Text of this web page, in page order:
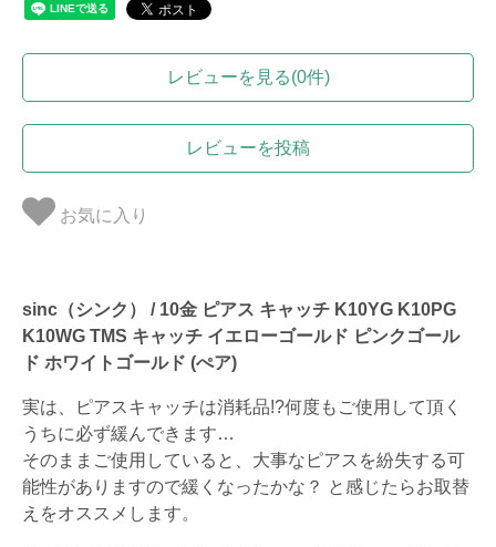
レビューを見る(0件)
レビューを投稿
お気に入り
sinc（シンク） / 10金 ピアス キャッチ K10YG K10PG
K10WG TMS キャッチ イエローゴールド ピンクゴール
ド ホワイトゴールド (ぺア)
実は、ピアスキャッチは消耗品!?何度もご使用して頂く
うちに必ず緩んできます…
そのままご使用していると、大事なピアスを紛失する可
能性がありますので緩くなったかな？ と感じたらお取替
えをオススメします。